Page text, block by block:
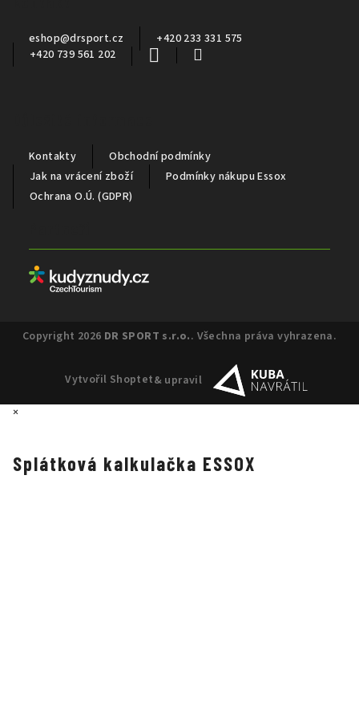
eshop@drsport.cz
+420 233 331 575
+420 739 561 202
Kontakty
Obchodní podmínky
Jak na vrácení zboží
Podmínky nákupu Essox
Ochrana O.Ú. (GDPR)
Copyright 2026 DR SPORT s.r.o.. Všechna práva vyhrazena.
Vytvořil Shoptet& upravil
×
Splátková kalkulačka ESSOX